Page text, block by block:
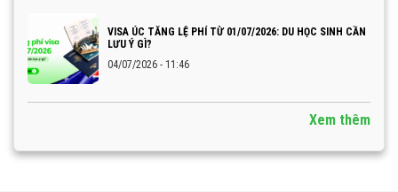
VISA ÚC TĂNG LỆ PHÍ TỪ 01/07/2026: DU HỌC SINH CẦN
LƯU Ý GÌ?
04/07/2026 - 11:46
Xem thêm